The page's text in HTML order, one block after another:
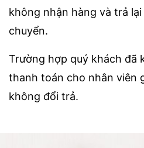
không nhận hàng và trả
chuyển.
Trường hợp quý khách đã
thanh toán cho nhân viên
không đổi trả.